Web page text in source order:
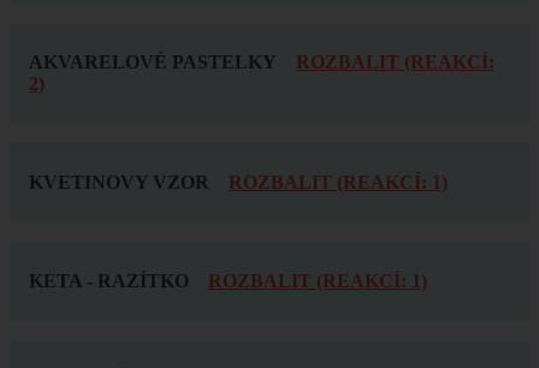
AKVARELOVÉ PASTELKY
ROZBALIT (REAKCÍ:
2)
KVETINOVY VZOR ROZBALIT (REAKCÍ: 1)
KETA - RAZÍTKO ROZBALIT (REAKCÍ: 1)